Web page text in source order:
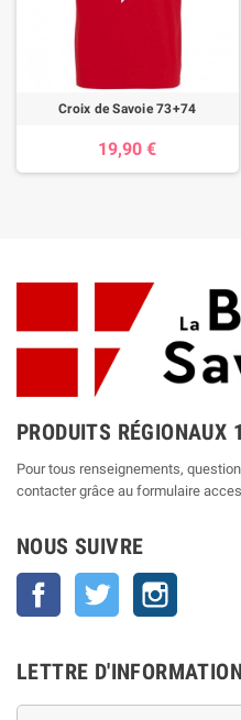
Croix de Savoie 73+74
19,90 €
PRODUITS RÉGIONAUX
Pour tous renseignements,
contacter grâce au formulaire
NOUS SUIVRE
Facebook Twitter
LETTRE